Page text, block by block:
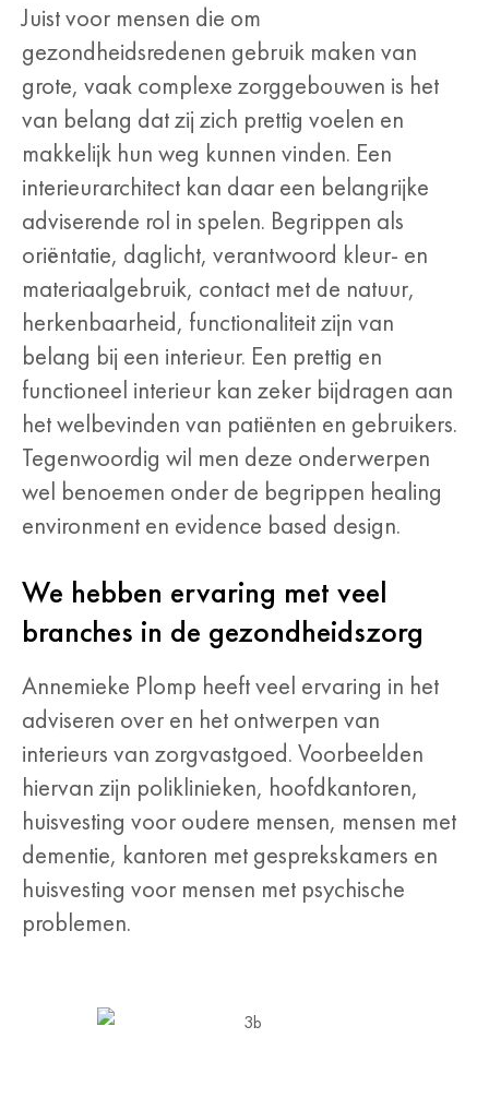
Juist voor mensen die om
gezondheidsredenen gebruik maken van
grote, vaak complexe zorggebouwen is het
van belang dat zij zich prettig voelen en
makkelijk hun weg kunnen vinden. Een
interieurarchitect kan daar een belangrijke
adviserende rol in spelen. Begrippen als
oriëntatie, daglicht, verantwoord kleur- en
materiaalgebruik, contact met de natuur,
herkenbaarheid, functionaliteit zijn van
belang bij een interieur. Een prettig en
functioneel interieur kan zeker bijdragen aan
het welbevinden van patiënten en gebruikers.
Tegenwoordig wil men deze onderwerpen
wel benoemen onder de begrippen healing
environment en evidence based design.
We hebben ervaring met veel
branches in de gezondheidszorg
Annemieke Plomp heeft veel ervaring in het
adviseren over en het ontwerpen van
interieurs van zorgvastgoed. Voorbeelden
hiervan zijn poliklinieken, hoofdkantoren,
huisvesting voor oudere mensen, mensen met
dementie, kantoren met gesprekskamers en
huisvesting voor mensen met psychische
problemen.